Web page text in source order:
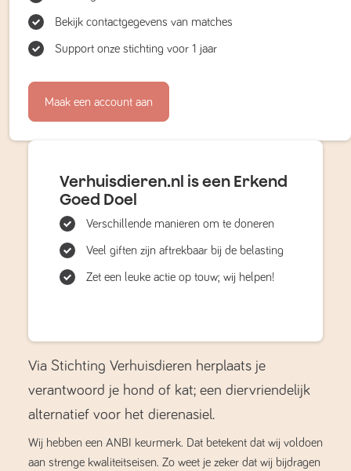
Bekijk contactgegevens van matches
Support onze stichting voor 1 jaar
Maak een account aan
Verhuisdieren.nl is een Erkend
Goed Doel
Verschillende manieren om te doneren
Veel giften zijn aftrekbaar bij de belasting
Zet een leuke actie op touw; wij helpen!
Via Stichting Verhuisdieren herplaats je
verantwoord je hond of kat; een diervriendelijk
alternatief voor het dierenasiel.
Wij hebben een ANBI keurmerk. Dat betekent dat wij voldoen
aan strenge kwaliteitseisen. Zo weet je zeker dat wij bijdragen